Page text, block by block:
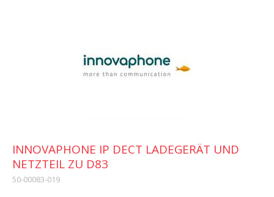
INNOVAPHONE IP DECT LADEGERÄT UND
NETZTEIL ZU D83
50-00083-019